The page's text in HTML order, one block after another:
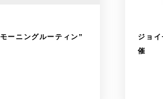
ーニングルーティン”
ジョ
催